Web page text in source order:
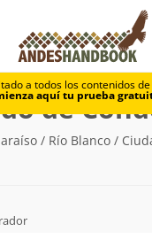
a todos los contenidos
aquí tu prueba
Cerro Nido de Cóndor
de
/ Río Blanco /